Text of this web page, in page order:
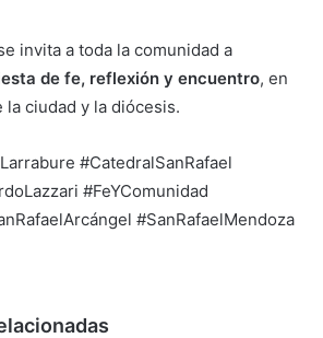
invita a toda la comunidad a
de fe, reflexión y encuentro, en
la ciudad y la diócesis.
#CatedralSanRafael
#FeYComunidad
#SanRafaelMendoza